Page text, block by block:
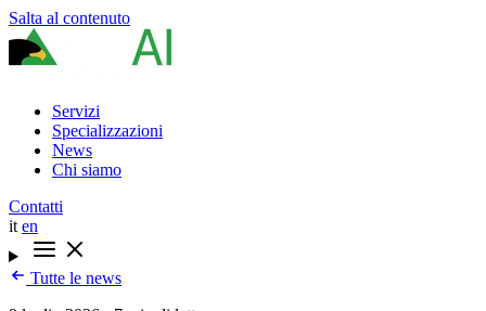
Salta al contenuto
Servizi
Specializzazioni
News
Chi siamo
Contatti
it en
Tutte le news